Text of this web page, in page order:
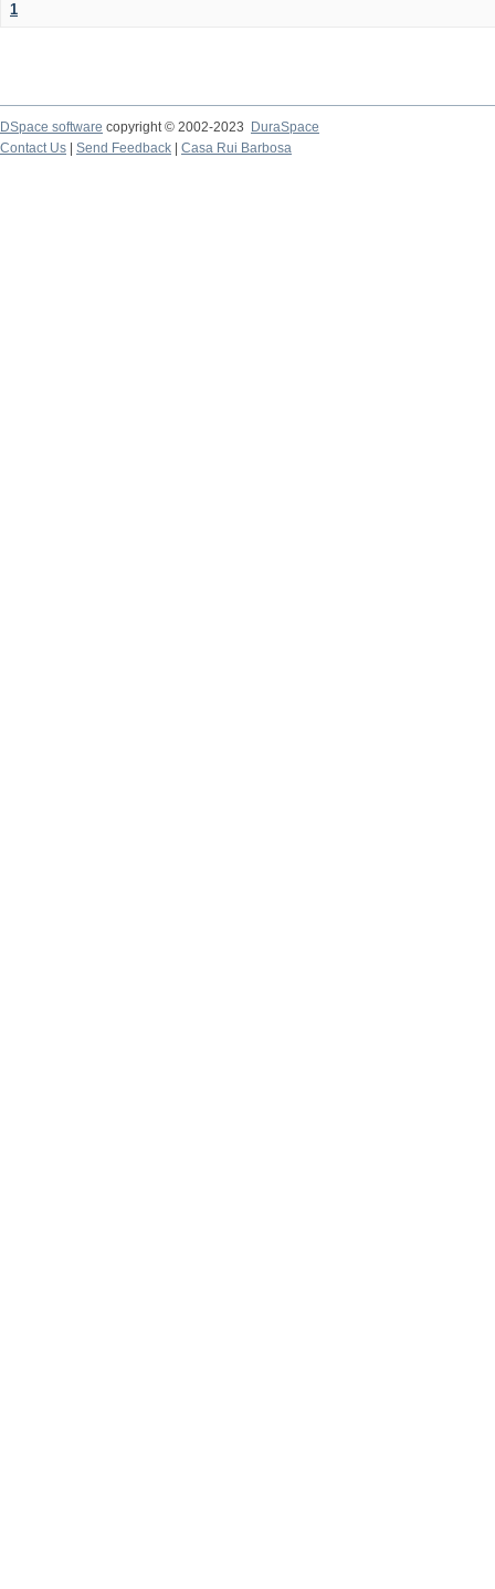
1
DSpace software copyright © 2002-2023
DuraSpace
Contact Us
Send Feedback Casa Rui Barbosa